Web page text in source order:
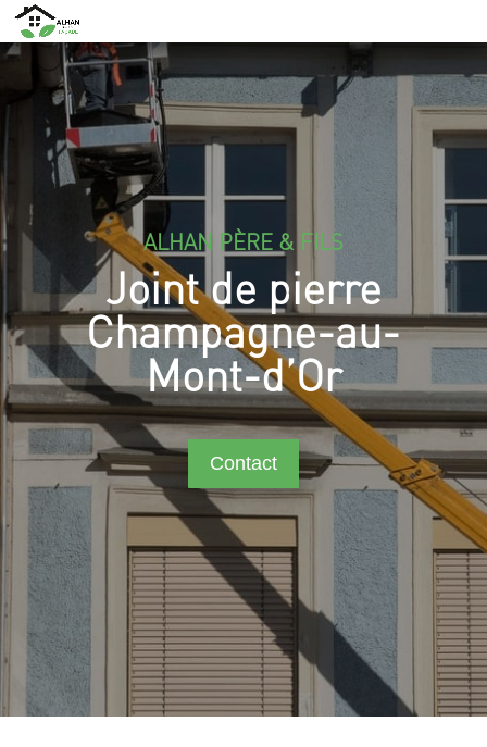
ALHAN PÈRE & FILS
Joint de pierre
Champagne-au-
Mont-d’Or
Contact